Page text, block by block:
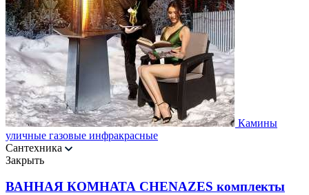
Камины
уличные газовые инфракрасные
Сантехника
Закрыть
ВАННАЯ КОМНАТА CHENAZES комплекты